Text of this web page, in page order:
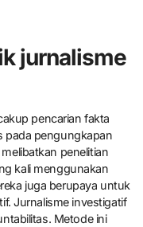
jurnalisme
pencarian fakta
pada pengungkapan
penelitian
kali menggunakan
juga berupaya untuk
Jurnalisme investigatif
Metode ini